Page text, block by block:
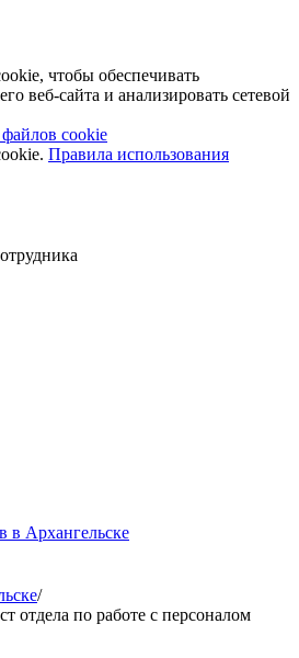
чтобы обеспечивать
веб-сайта и анализировать сетевой
cookie
Правила использования
в Архангельске
/
отдела по работе с персоналом